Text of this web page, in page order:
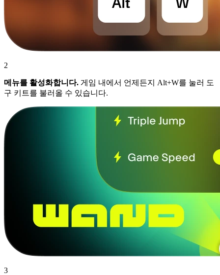
2
메뉴를 활성화합니다. 게임 내에서 언제든지 Alt+W를 눌러 도
구 키트를 불러올 수 있습니다.
3